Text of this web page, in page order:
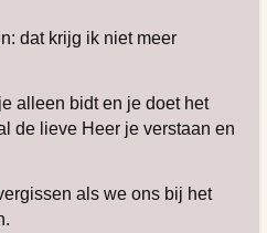
dat krijg ik niet meer
alleen bidt en je doet het
de lieve Heer je verstaan en
als we ons bij het